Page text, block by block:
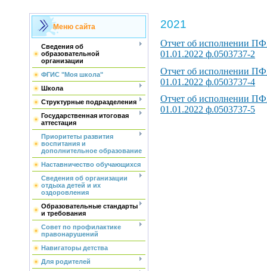
Меню сайта
Сведения об
образовательной
организации
ФГИС "Моя школа"
Школа
Структурные подразделения
Государственная итоговая
аттестация
Приоритеты развития
воспитания и
дополнительное образование
Наставничество обучающихся
Сведения об организации
отдыха детей и их
оздоровления
Образовательные стандарты
и требования
Совет по профилактике
правонарушений
Навигаторы детства
Для родителей
2021
Отчет об исполнении
01.01.2022 ф.0503737-2
Отчет об исполнении
01.01.2022 ф.0503737-4
Отчет об исполнении
01.01.2022 ф.0503737-5